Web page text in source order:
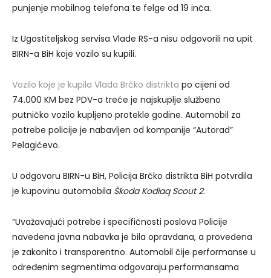
punjenje mobilnog telefona te felge od 19 inča.
Iz Ugostiteljskog servisa Vlade RS-a nisu odgovorili na upit
BIRN-a BiH koje vozilo su kupili.
Vozilo koje je kupila Vlada Brčko distrikta po cijeni od
74.000 KM bez PDV-a treće je najskuplje službeno
putničko vozilo kupljeno protekle godine. Automobil za
potrebe policije je nabavljen od kompanije “Autorad”
Pelagićevo.
U odgovoru BIRN-u BiH, Policija Brčko distrikta BiH potvrdila
je kupovinu automobila Škoda Kodiaq Scout 2.
“Uvažavajući potrebe i specifičnosti poslova Policije
navedena javna nabavka je bila opravdana, a provedena
je zakonito i transparentno. Automobil čije performanse u
određenim segmentima odgovaraju performansama